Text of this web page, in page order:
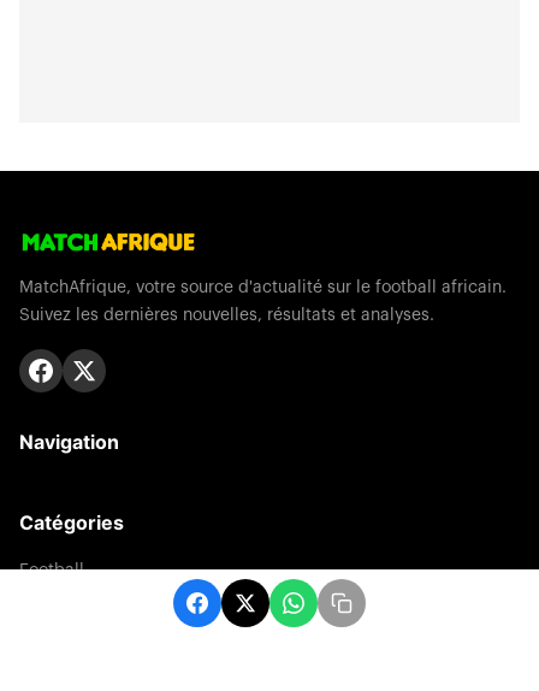
MatchAfrique, votre source d'actualité sur le football africain.
Suivez les dernières nouvelles, résultats et analyses.
Navigation
Catégories
Football